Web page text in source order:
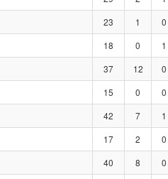
23 1 0
18 0 1
37 12 0
15 0 0
42 7 1
17 2 0
40 8 0